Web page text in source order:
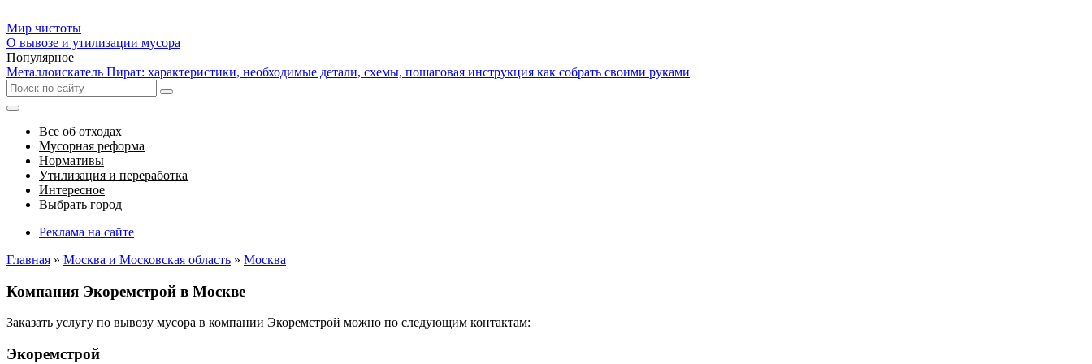
Мир чистоты
О вывозе и утилизации мусора
Популярное
Металлоискатель Пират: характеристики, необходимые детали, схемы, пошаговая инструкция как собрать своими руками
Все об отходах
Мусорная реформа
Нормативы
Утилизация и переработка
Интересное
Выбрать город
Реклама на сайте
Главная » Москва и Московская область » Москва
Компания Экоремстрой в Москве
Заказать услугу по вывозу мусора в компании Экоремстрой можно по следующим контактам:
Экоремстрой